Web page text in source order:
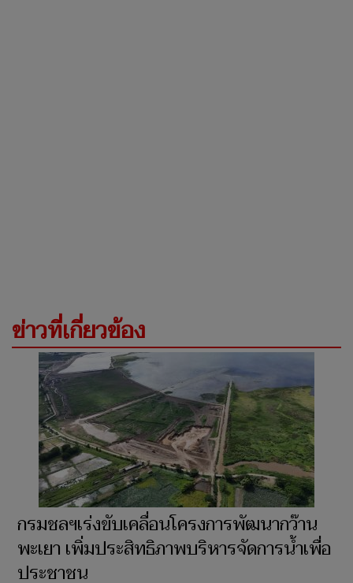
ข่าวที่เกี่ยวข้อง
กรมชลฯเร่งขับเคลื่อนโครงการพัฒนากว๊าน
พะเยา เพิ่มประสิทธิภาพบริหารจัดการน้ำเพื่อ
ประชาชน